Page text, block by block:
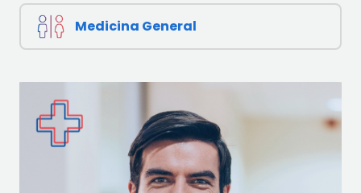
Medicina General